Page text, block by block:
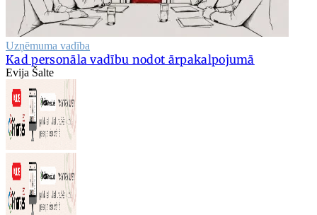
Uzņēmuma vadība
Kad personāla vadību nodot ārpakalpojumā
Evija Šalte